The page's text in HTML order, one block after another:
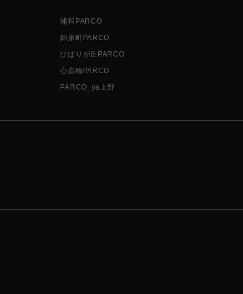
浦和PARCO
錦糸町PARCO
ひばりが丘PARCO
心斎橋PARCO
PARCO_ya上野